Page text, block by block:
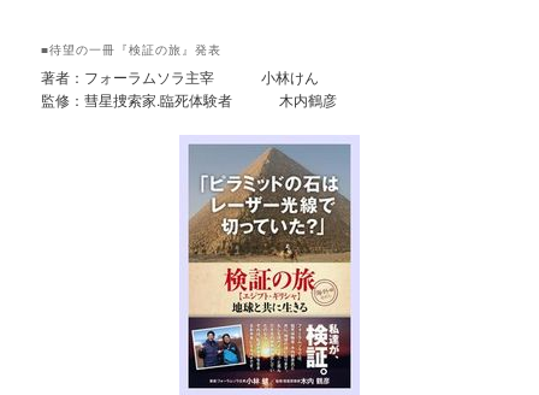
■待望の一冊『検証の旅』発表
著者：フォーラムソラ主宰 小林けん
監修：彗星捜索家.臨死体験者 木内鶴彦